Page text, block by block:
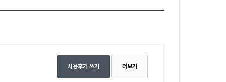
사용후기 쓰기 더보기